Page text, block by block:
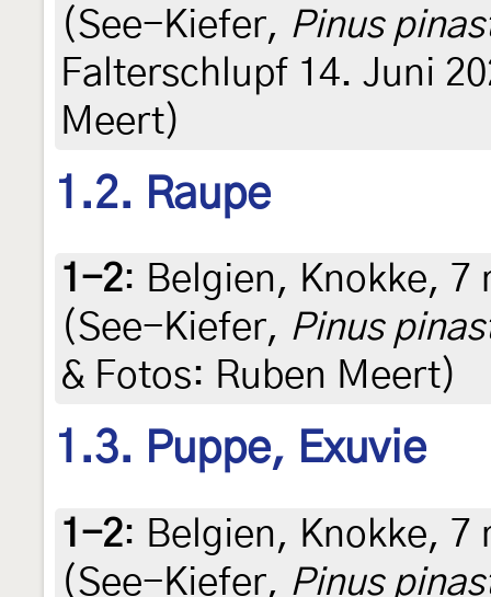
(See-Kiefer, Pinus
Falterschlupf 14. Juni
Meert)
1.2. Raupe
1-2: Belgien, Knokke, 7
(See-Kiefer, Pinus
& Fotos: Ruben Meert)
1.3. Puppe, Exuvie
1-2: Belgien, Knokke, 7
(See-Kiefer, Pinus